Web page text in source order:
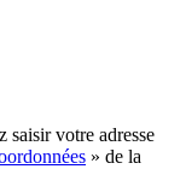
saisir votre adresse
» de la